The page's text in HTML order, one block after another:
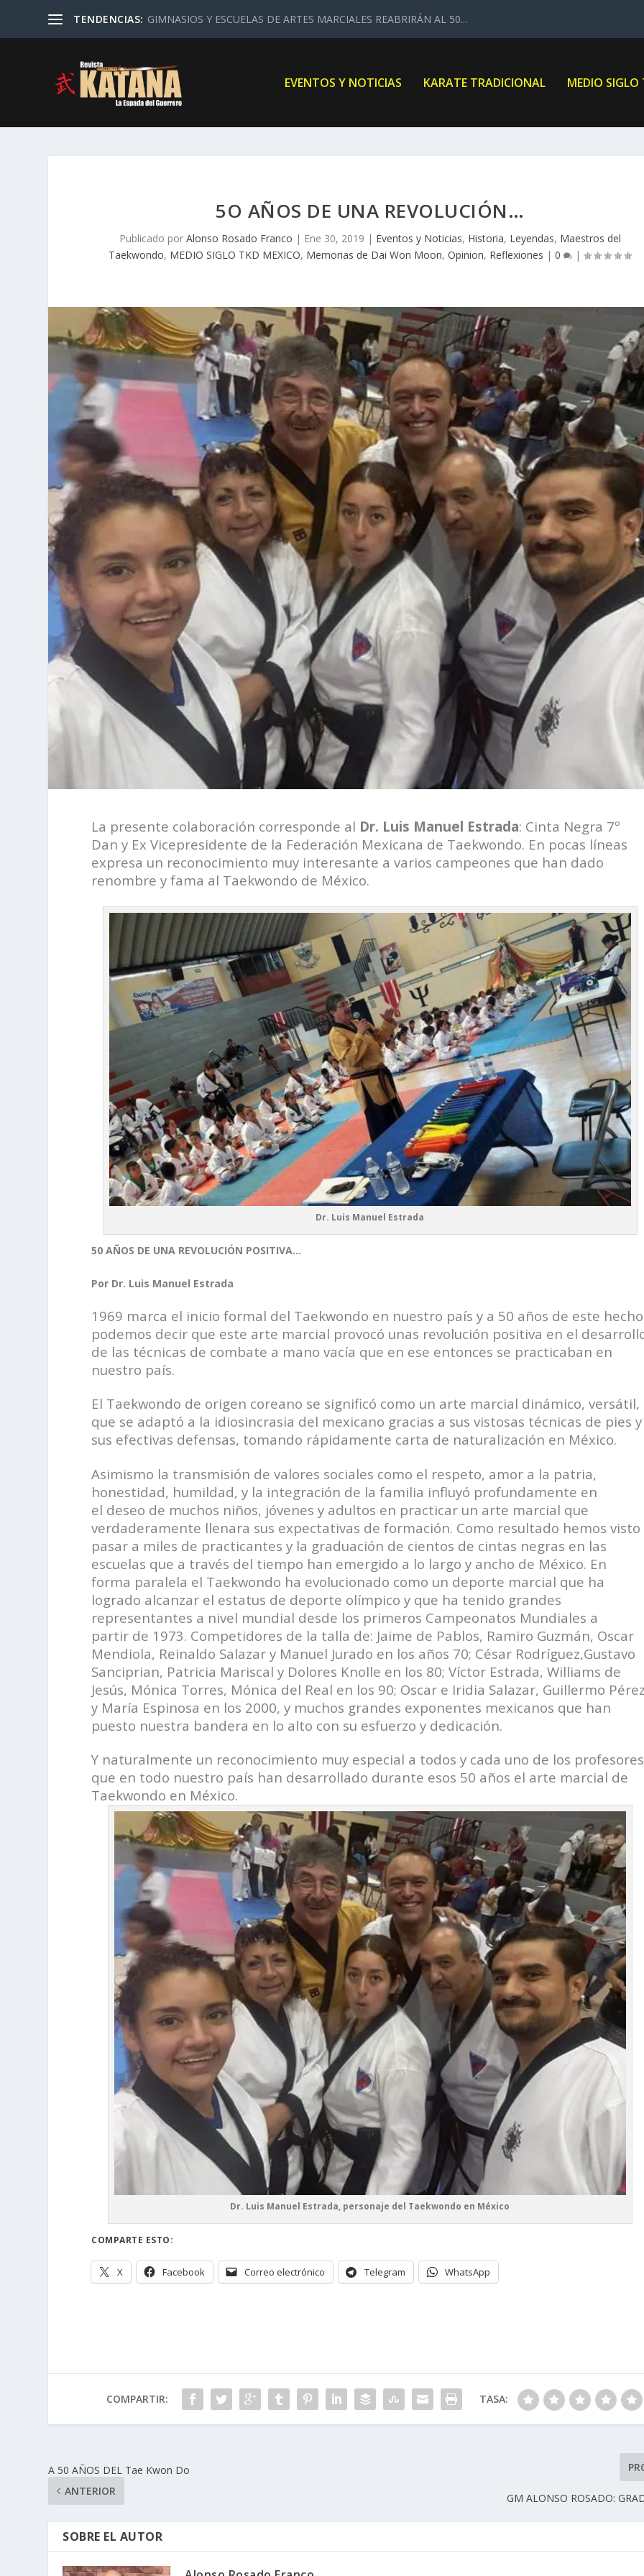
TENDENCIAS: GIMNASIOS Y ESCUELAS DE ARTES MARCIALES REABRIRÁN AL 50...
EVENTOS Y NOTICIAS KARATE TRADICIONAL MEDIO SIGLO
5O AÑOS DE UNA REVOLUCIÓN…
Publicado por Alonso Rosado Franco | Ene 30, 2019 | Eventos y Noticias, Historia, Leyendas, Maestros del
Taekwondo, MEDIO SIGLO TKD MEXICO, Memorias de Dai Won Moon,Opinion, Reflexiones |0 |
La presente colaboración corresponde al Dr. Luis Manuel Estrada: Cinta Negra 7º
Dan y Ex Vicepresidente de la Federación Mexicana de Taekwondo. En pocas líneas
expresa un reconocimiento muy interesante a varios campeones que han dado
renombre y fama al Taekwondo de México.
Dr. Luis Manuel Estrada
50 AÑOS DE UNA REVOLUCIÓN POSITIVA…
Por Dr. Luis Manuel Estrada
1969 marca el inicio formal del Taekwondo en nuestro país y a 50 años de este hecho
podemos decir que este arte marcial provocó unas revolución positiva en el
de las técnicas de combate a mano vacía que en ese entonces se practicaban en
nuestro país.
El Taekwondo de origen coreano se significó como un arte marcial dinámico, versátil,
que se adaptó a la idiosincrasia del mexicano gracias a sus vistosas técnicas de pies y
sus efectivas defensas, tomando rápidamente carta de naturalización en México.
Asimismo la transmisión de valores sociales como el respeto, amor a la patria,
honestidad, humildad, y la integración de la familia influyó profundamente en
el deseo de muchos niños, jóvenes y adultos en practicar un arte marcial que
verdaderamente llenara sus expectativas de formación. Como resultado hemosvisto
pasar a miles de practicantes y la graduación de cientos de cintas negras en las
escuelas que a través del tiempo han emergido a lo largo y ancho de México. En
forma paralela el Taekwondo ha evolucionado como un deporte marcial que ha
logrado alcanzar el estatus de deporte olímpico y que ha tenido grandes
representantes a nivel mundial desde los primeros Campeonatos Mundiales a
partir de 1973. Competidores de la talla de­: Jaime de Pablos, Ramiro Guzmán, Oscar
Mendiola, Reinaldo Salazar y Manuel Jurado en los años 70; César Rodríguez,Gustavo
Sanciprian, Patricia Mariscal y Dolores Knolle en los 80; Víctor Estrada, Williams de
Jesús, Mónica Torres, Mónica del Real en los 90; Oscar e Iridia Salazar, Guillermo
y María Espinosa en los 2000, y muchos grandes exponentes mexicanos que han
puesto nuestra bandera en lo alto con su esfuerzo y dedicación.
Y naturalmente un reconocimiento muy especial a todos y cada uno de los profesores
que en todo nuestro país han desarrollado durante esos 50 años el arte marcial de
Taekwondo en México.
Dr. Luis Manuel Estrada, personaje del Taekwondo en México
COMPARTE ESTO:
X Facebook Correo electrónico Telegram WhatsApp
COMPARTIR: TASA:
A 50 AÑOS DEL Tae Kwon Do
ANTERIOR
GM ALONSO ROSADO:
SOBRE EL AUTOR